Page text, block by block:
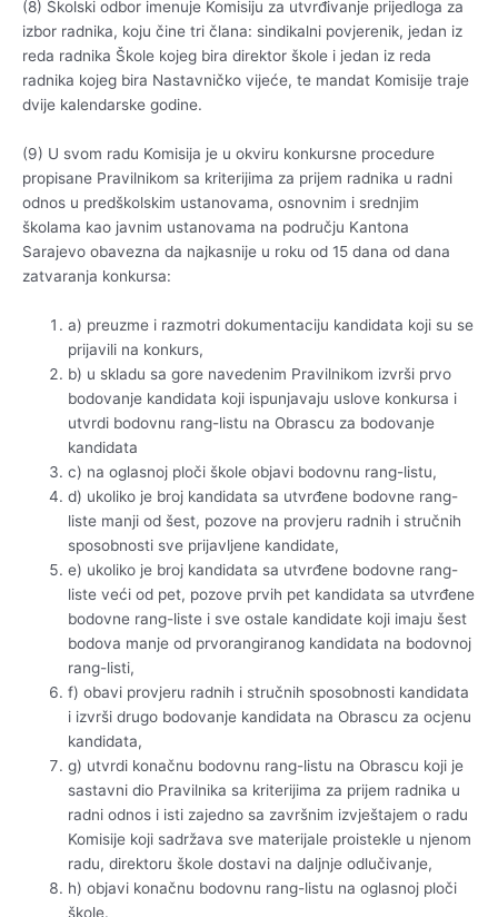
(8) Školski odbor imenuje Komisiju za utvrđivanje prijedloga za
izbor radnika, koju čine tri člana: sindikalni povjerenik, jedan iz
reda radnika Škole kojeg bira direktor škole i jedan iz reda
radnika kojeg bira Nastavničko vijeće, te mandat Komisije traje
dvije kalendarske godine.
(9) U svom radu Komisija je u okviru konkursne procedure
propisane Pravilnikom sa kriterijima za prijem radnika u radni
odnos u predškolskim ustanovama, osnovnim i srednjim
školama kao javnim ustanovama na području Kantona
Sarajevo obavezna da najkasnije u roku od 15 dana od dana
zatvaranja konkursa:
a) preuzme i razmotri dokumentaciju kandidata koji su se
prijavili na konkurs,
b) u skladu sa gore navedenim Pravilnikom izvrši prvo
bodovanje kandidata koji ispunjavaju uslove konkursa i
utvrdi bodovnu rang-listu na Obrascu za bodovanje
kandidata
c) na oglasnoj ploči škole objavi bodovnu rang-listu,
d) ukoliko je broj kandidata sa utvrđene bodovne rang-
liste manji od šest, pozove na provjeru radnih i stručnih
sposobnosti sve prijavljene kandidate,
e) ukoliko je broj kandidata sa utvrđene bodovne rang-
liste veći od pet, pozove prvih pet kandidata sa utvrđene
bodovne rang-liste i sve ostale kandidate koji imaju šest
bodova manje od prvorangiranog kandidata na bodovnoj
rang-listi,
f) obavi provjeru radnih i stručnih sposobnosti kandidata
i izvrši drugo bodovanje kandidata na Obrascu za ocjenu
kandidata,
g) utvrdi konačnu bodovnu rang-listu na Obrascu koji je
sastavni dio Pravilnika sa kriterijima za prijem radnika u
radni odnos i isti zajedno sa završnim izvještajem o radu
Komisije koji sadržava sve materijale proistekle u njenom
radu, direktoru škole dostavi na daljnje odlučivanje,
h) objavi konačnu bodovnu rang-listu na oglasnoj ploči
škole.